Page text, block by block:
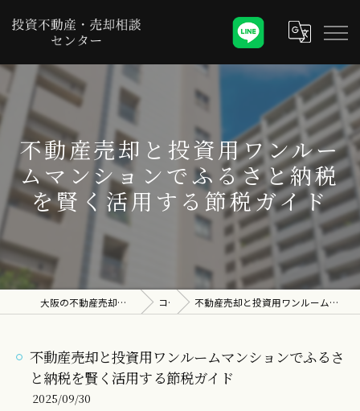
不動産売却と投資用ワンルー
ムマンションでふるさと納税
を賢く活用する節税ガイド
大阪の不動産売却なら投資不動産・売却相談センター コラム 不動産売却と投資用ワンルームマンションでふるさと納税を賢く活用する節税ガイド
不動産売却と投資用ワンルームマンションでふるさ
と納税を賢く活用する節税ガイド
2025/09/30